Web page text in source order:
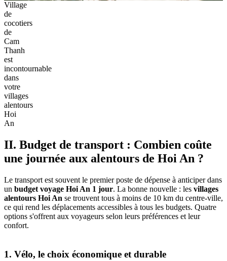
Village
de
cocotiers
de
Cam
Thanh
est
incontournable
dans
votre
villages
alentours
Hoi
An
II. Budget de transport : Combien coûte
une journée aux alentours de Hoi An ?
Le transport est souvent le premier poste de dépense à anticiper dans
un budget voyage Hoi An 1 jour. La bonne nouvelle : les villages
alentours Hoi An se trouvent tous à moins de 10 km du centre-ville,
ce qui rend les déplacements accessibles à tous les budgets. Quatre
options s'offrent aux voyageurs selon leurs préférences et leur
confort.
1. Vélo, le choix économique et durable